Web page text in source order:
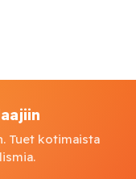
Tuet kotimaista